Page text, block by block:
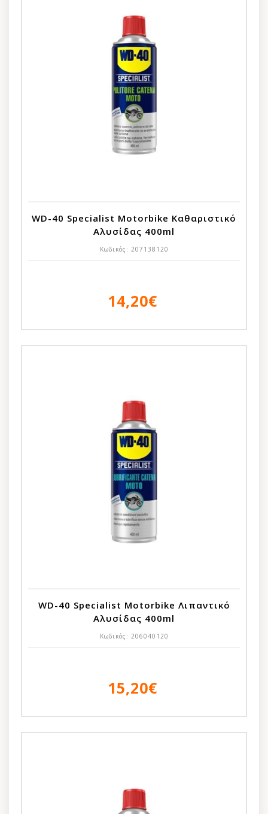
WD-40 Specialist Motorbike Καθαριστικό
Αλυσίδας 400ml
Κωδικός: 207138120
14,20€
WD-40 Specialist Motorbike Λιπαντικό
Αλυσίδας 400ml
Κωδικός: 206040120
15,20€